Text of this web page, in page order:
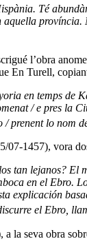
Té
província.
l’obra
En Turell,
en temps
/ e pres la
/ prenent lo nom
07-1457), vora
tan lejanos? El
en el Ebro.
explicación
el Ebro,
la seva obra